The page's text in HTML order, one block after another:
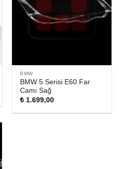
BMW
BMW 5 Serisi E60 Far
Camı Sağ
₺ 1.699,00